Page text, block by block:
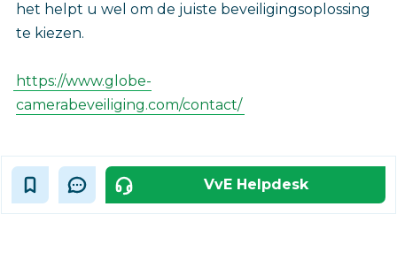
het helpt u wel om de juiste beveiligingsoplossing
te kiezen.
https://www.globe-
camerabeveiliging.com/contact/
VvE Helpdesk